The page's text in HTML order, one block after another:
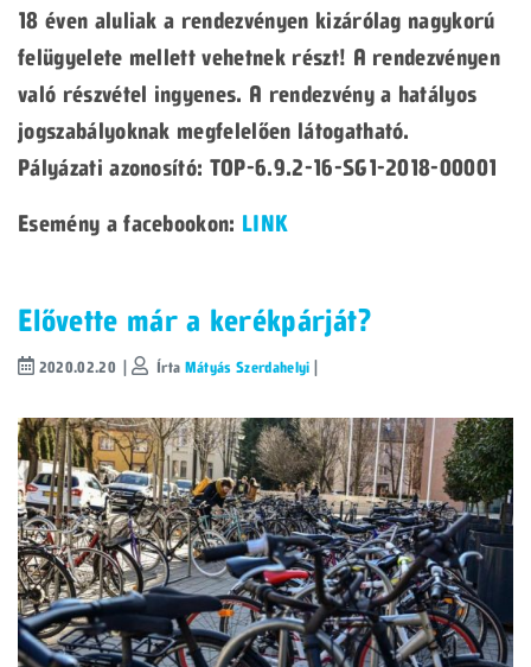
18 éven aluliak a rendezvényen kizárólag nagykorú
felügyelete mellett vehetnek részt! A rendezvényen
való részvétel ingyenes. A rendezvény a hatályos
jogszabályoknak megfelelően látogatható.
Pályázati azonosító: TOP-6.9.2-16-SG1-2018-00001
Esemény a facebookon: LINK
Elővette már a kerékpárját?
2020.02.20 | Írta Mátyás Szerdahelyi